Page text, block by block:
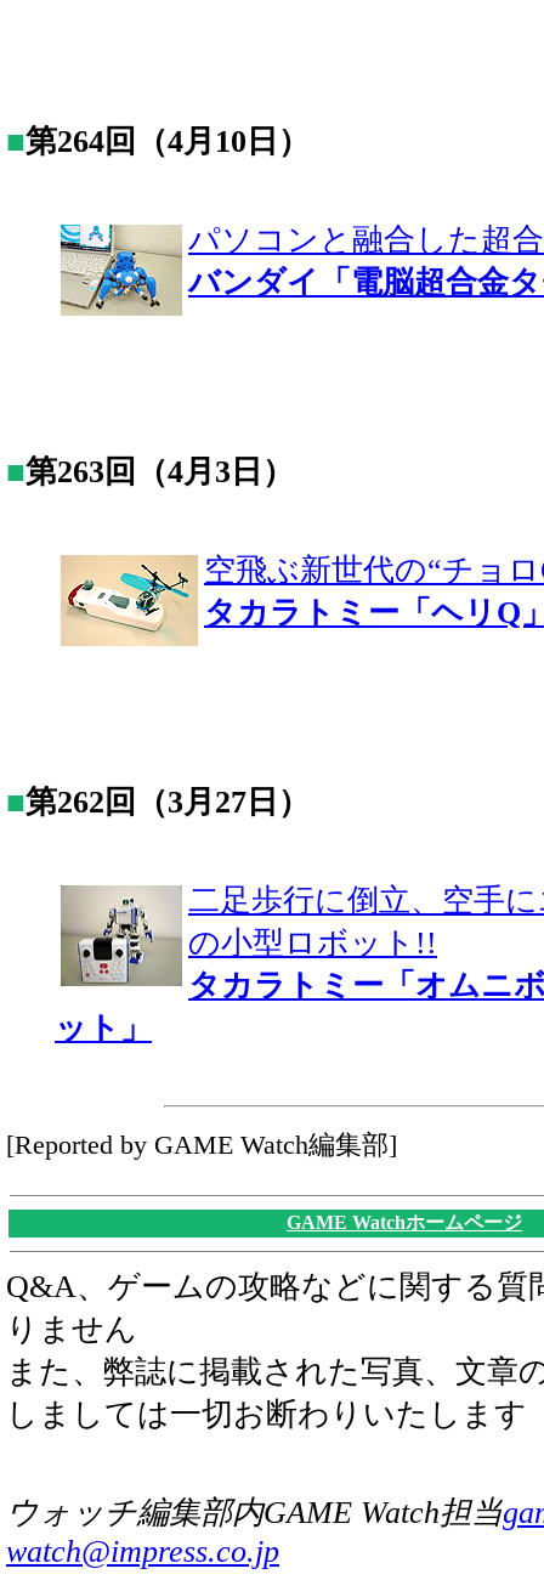
■第264回（4月10日）
パソコンと融合した超
バンダイ「電脳超合金
■第263回（4月3日）
空飛ぶ新世代の“チョ
タカラトミー「ヘリQ
■第262回（3月27日）
二足歩行に倒立、空手
の小型ロボット!!
タカラトミー「オムニ
ット」
[Reported by GAME Watch編集部]
GAME Watchホームページ
Q&A、ゲームの攻略などに関する質
りません
また、弊誌に掲載された写真、文章
しましては一切お断わりいたします
ウォッチ編集部内GAME Watch担当
watch@impress.co.jp